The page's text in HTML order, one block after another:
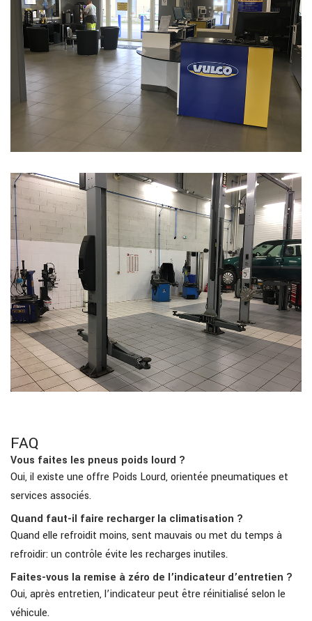
FAQ
Vous faites les pneus poids lourd ?
Oui, il existe une offre Poids Lourd, orientée pneumatiques et
services associés.
Quand faut-il faire recharger la climatisation ?
Quand elle refroidit moins, sent mauvais ou met du temps à
refroidir: un contrôle évite les recharges inutiles.
Faites-vous la remise à zéro de l’indicateur d’entretien ?
Oui, après entretien, l’indicateur peut être réinitialisé selon le
véhicule.